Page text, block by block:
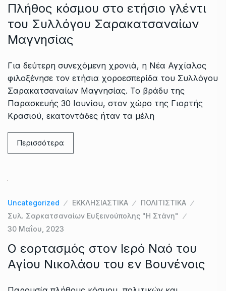
Πλήθος κόσμου στο ετήσιο γλέντι
του Συλλόγου Σαρακατσαναίων
Μαγνησίας
Για δεύτερη συνεχόμενη χρονιά, η Νέα Αγχίαλος
φιλοξένησε τον ετήσια χοροεσπερίδα του Συλλόγου
Σαρακατσαναίων Μαγνησίας. Το βράδυ της
Παρασκευής 30 Ιουνίου, στον χώρο της Γιορτής
Κρασιού, εκατοντάδες ήταν τα μέλη
Περισσότερα
Uncategorized ΕΚΚΛΗΣΙΑΣΤΙΚΑ
ΠΟΛΙΤΙΣΤΙΚΑ
Συλ. Σαρκατσαναίων Ευξεινούπολης "Η Στάνη"
30 Μαΐου, 2023
Ο εορτασμός στον Ιερό Ναό του
Αγίου Νικολάου του εν Βουνένοις